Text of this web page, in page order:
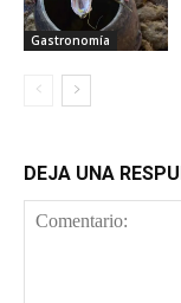
Gastronomía
DEJA UNA